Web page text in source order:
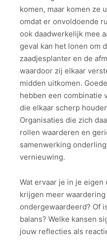
komen, maar komen ze
omdat er onvoldoende
ook daadwerkelijk mee
geval kan het lonen om
zaadjesplanter en de
waardoor zij elkaar
midden uitkomen.
hebben een combinatie
die elkaar scherp
Organisaties die zich
rollen waarderen en
samenwerking
vernieuwing.
Wat ervaar je in je
krijgen meer
ondergewaardeerd? Of
balans? Welke kansen
jouw reflecties als